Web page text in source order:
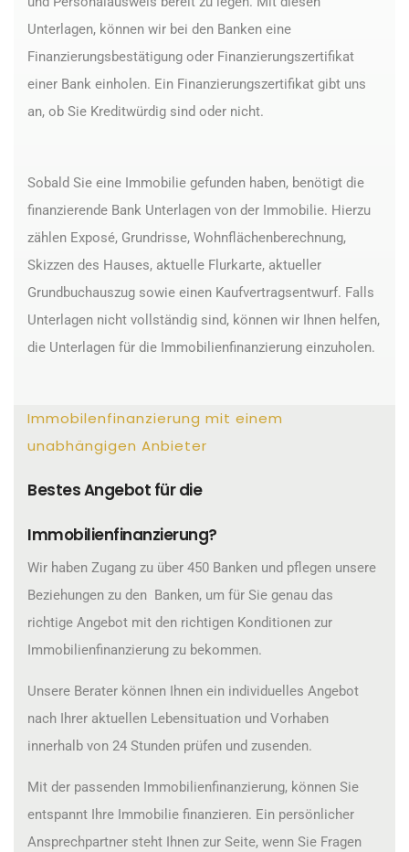
Unterlagen, können wir bei den Banken eine
Finanzierungsbestätigung oder Finanzierungszertifikat
einer Bank einholen. Ein Finanzierungszertifikat gibt uns
an, ob Sie Kreditwürdig sind oder nicht.
Sobald Sie eine Immobilie gefunden haben, benötigt die
finanzierende Bank Unterlagen von der Immobilie. Hierzu
zählen Exposé, Grundrisse, Wohnflächenberechnung,
Skizzen des Hauses, aktuelle Flurkarte, aktueller
Grundbuchauszug sowie einen Kaufvertragsentwurf. Falls
Unterlagen nicht vollständig sind, können wir Ihnen helfen,
die Unterlagen für die Immobilienfinanzierung einzuholen.
Immobilenfinanzierung mit einem
unabhängigen Anbieter
Bestes Angebot für die
Immobilienfinanzierung?
Wir haben Zugang zu über 450 Banken und pflegen unsere
Beziehungen zu den Banken, um für Sie genau das
richtige Angebot mit den richtigen Konditionen zur
Immobilienfinanzierung zu bekommen.
Unsere Berater können Ihnen ein individuelles Angebot
nach Ihrer aktuellen Lebensituation und Vorhaben
innerhalb von 24 Stunden prüfen und zusenden.
Mit der passenden Immobilienfinanzierung, können Sie
entspannt Ihre Immobilie finanzieren. Ein persönlicher
Ansprechpartner steht Ihnen zur Seite, wenn Sie Fragen